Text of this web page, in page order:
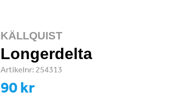
KÄLLQUIST
Longerdelta
Artikelnr: 254313
90 kr